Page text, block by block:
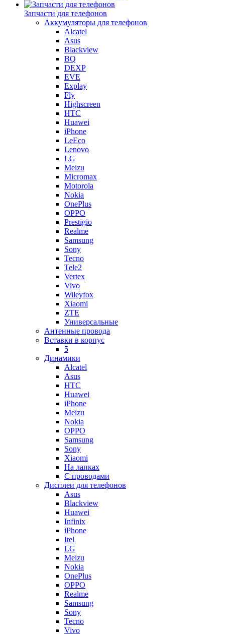
Запчасти для телефонов
Аккумуляторы для телефонов
Alcatel
Asus
Blackview
BQ
DEXP
EVE
Explay
Fly
Highscreen
HTC
Huawei
iPhone
LeEco
Lenovo
LG
Meizu
Micromax
Motorola
Nokia
OnePlus
OPPO
Prestigio
Realme
Samsung
Sony
Tecno
Tele2
Vertex
Vivo
Wileyfox
Xiaomi
ZTE
Универсальные
Антенные провода
Вставки в корпус
5
Динамики
Alcatel
Asus
HTC
Huawei
iPhone
Meizu
Nokia
OPPO
Samsung
Sony
Xiaomi
На лапках
С проводами
Дисплеи для телефонов
Asus
Blackview
Huawei
Infinix
iPhone
Itel
LG
Meizu
Nokia
OnePlus
OPPO
Realme
Samsung
Sony
Tecno
Vivo